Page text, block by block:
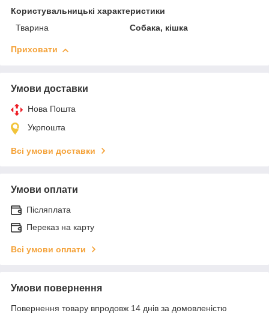
Користувальницькі характеристики
Тварина
Собака, кішка
Приховати
Умови доставки
Нова Пошта
Укрпошта
Всі умови доставки
Умови оплати
Післяплата
Переказ на карту
Всі умови оплати
Умови повернення
Повернення товару впродовж 14 днів за домовленістю